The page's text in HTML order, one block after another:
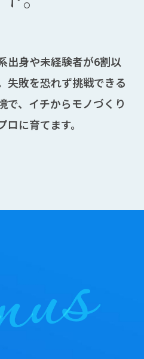
出身や未経験者が6割以
失敗を恐れず挑戦できる
で、イチからモノづくり
ロに育てます。